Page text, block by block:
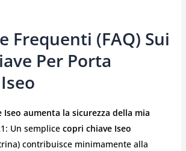
Frequenti (FAQ) Sui
Per Porta
Iseo aumenta la sicurezza della mia
Un semplice copri chiave Iseo
contribuisce minimamente alla